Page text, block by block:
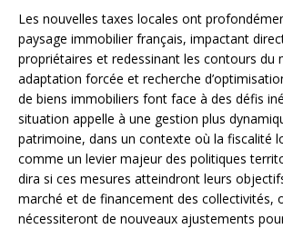
Les nouvelles taxes locales ont
paysage immobilier français, impactant
propriétaires et redessinant les contours du
adaptation forcée et recherche
de biens immobiliers font face à des défis
situation appelle à une gestion plus
patrimoine, dans un contexte où la fiscalité
comme un levier majeur des politiques
dira si ces mesures atteindront leurs
marché et de financement des collectivités,
nécessiteront de nouveaux ajustements